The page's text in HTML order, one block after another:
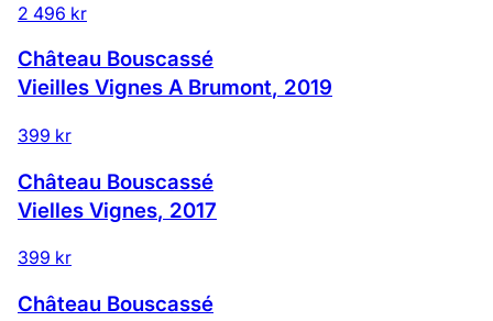
2 496 kr
Château Bouscassé
Vieilles Vignes A Brumont, 2019
399 kr
Château Bouscassé
Vielles Vignes, 2017
399 kr
Château Bouscassé